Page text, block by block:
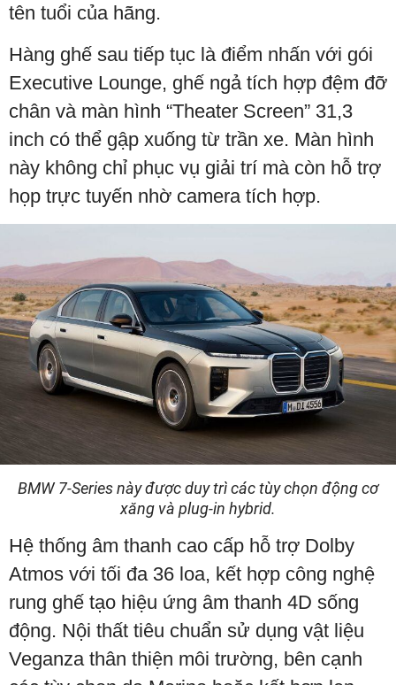
tên tuổi của hãng.
Hàng ghế sau tiếp tục là điểm nhấn với gói
Executive Lounge, ghế ngả tích hợp đệm đỡ
chân và màn hình “Theater Screen” 31,3
inch có thể gập xuống từ trần xe. Màn hình
này không chỉ phục vụ giải trí mà còn hỗ trợ
họp trực tuyến nhờ camera tích hợp.
BMW 7-Series này được duy trì các tùy chọn động cơ
xăng và plug-in hybrid.
Hệ thống âm thanh cao cấp hỗ trợ Dolby
Atmos với tối đa 36 loa, kết hợp công nghệ
rung ghế tạo hiệu ứng âm thanh 4D sống
động. Nội thất tiêu chuẩn sử dụng vật liệu
Veganza thân thiện môi trường, bên cạnh